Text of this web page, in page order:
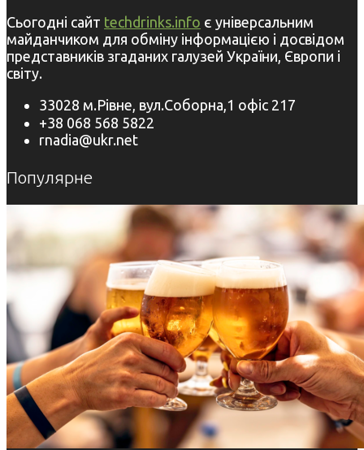
Сьогодні сайт techdrinks.info є універсальним
майданчиком для обміну інформацією і досвідом
представників згаданих галузей України, Європи і
світу.
33028 м.Рівне, вул.Соборна,1 офіс 217
+38 068 568 5822
rnadia@ukr.net
Популярне